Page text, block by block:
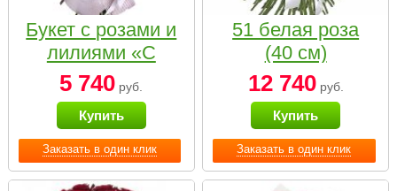
Заказать в один клик
Букет с розами и
лилиями «С
наилучшими
пожеланиями»
5 740 руб.
Купить
Заказать в один клик
51 белая роза
(40 см)
12 740руб.
Купить